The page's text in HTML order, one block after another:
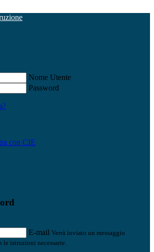
Nome Utente
Password
con CIE
E-mail Verrà inviato un messaggio
istruzioni necessarie.